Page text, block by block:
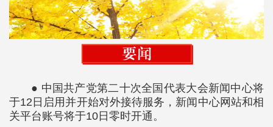
● 中国共产党第二十次全国代表大会新闻中心将
于12日启用并开始对外接待服务，新闻中心网站和相
关平台账号将于10日零时开通。